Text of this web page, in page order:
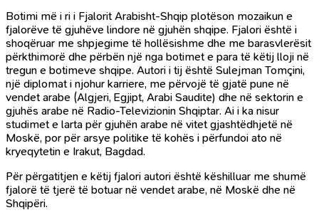
Botimi më i ri i Fjalorit Arabisht-Shqip plotëson mozaikun e
fjalorëve të gjuhëve lindore në gjuhën shqipe. Fjalori është i
shoqëruar me shpjegime të hollësishme dhe me barasvlerësit
përkthimorë dhe përbën një nga botimet e para të këtij lloji në
tregun e botimeve shqipe. Autori i tij është Sulejman Tomçini,
një diplomat i njohur karriere, me përvojë të gjatë pune në
vendet arabe (Algjeri, Egjipt, Arabi Saudite) dhe në sektorin e
gjuhës arabe në Radio-Televizionin Shqiptar. Ai i ka nisur
studimet e larta për gjuhën arabe në vitet gjashtëdhjetë në
Moskë, por për arsye politike të kohës i përfundoi ato në
kryeqytetin e Irakut, Bagdad.
Për përgatitjen e këtij fjalori autori është këshilluar me shumë
fjalorë të tjerë të botuar në vendet arabe, në Moskë dhe në
Shqipëri.